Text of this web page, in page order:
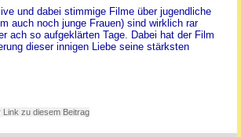
und dabei stimmige Filme über jugendliche
auch noch junge Frauen) sind wirklich rar
ach so aufgeklärten Tage. Dabei hat der Film
dieser innigen Liebe seine stärksten
zu diesem Beitrag